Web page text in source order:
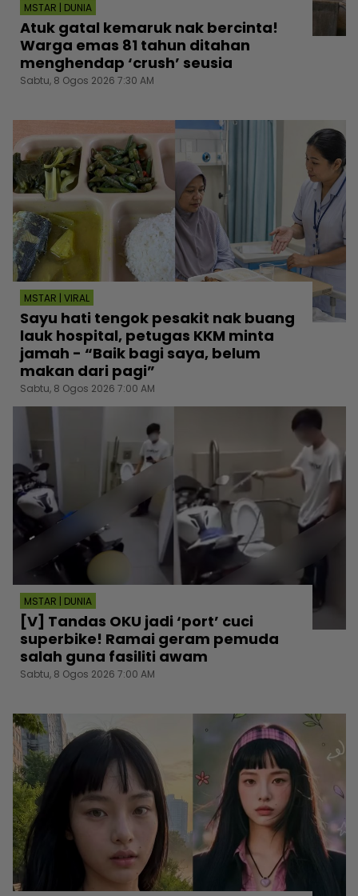
MSTAR | DUNIA
Atuk gatal kemaruk nak bercinta!
Warga emas 81 tahun ditahan
menghendap ‘crush’ seusia
Sabtu, 8 Ogos 2026 7:30 AM
MSTAR | VIRAL
Sayu hati tengok pesakit nak buang
lauk hospital, petugas KKM minta
jamah - “Baik bagi saya, belum
makan dari pagi”
Sabtu, 8 Ogos 2026 7:00 AM
MSTAR | DUNIA
[V] Tandas OKU jadi ‘port’ cuci
superbike! Ramai geram pemuda
salah guna fasiliti awam
Sabtu, 8 Ogos 2026 7:00 AM